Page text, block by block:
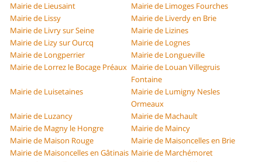
Mairie de Lieusaint
Mairie de Limoges Fourches
Mairie de Lissy
Mairie de Liverdy en Brie
Mairie de Livry sur Seine
Mairie de Lizines
Mairie de Lizy sur Ourcq
Mairie de Lognes
Mairie de Longperrier
Mairie de Longueville
Mairie de Lorrez le Bocage Préaux Mairie de Louan Villegruis
Fontaine
Mairie de Luisetaines
Mairie de Lumigny Nesles
Ormeaux
Mairie de Luzancy
Mairie de Machault
Mairie de Magny le Hongre
Mairie de Maincy
Mairie de Maison Rouge
Mairie de Maisoncelles en Brie
Mairie de Maisoncelles en Gâtinais Mairie de Marchémoret